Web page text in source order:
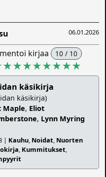
06.01.2026
kirjaa 10 / 10
käsikirja
käsikirja)
Maple, Eliot
, Lynn Myring
| Kauhu, Noidat, Nuorten
, Kummitukset,